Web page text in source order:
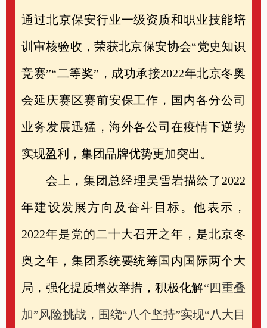
通过北京保安行业一级资质和职业技能培
训审核验收，荣获北京保安协会“党史知识
竞赛”“二等奖”，成功承接2022年北京冬奥
会延庆赛区赛前安保工作，国内各分公司
业务发展迅猛，海外各公司在疫情下逆势
实现盈利，集团品牌优势更加突出。
会上，集团总经理吴雪岩描绘了 2022
年建设发展方向及奋斗目标。他表示，
2022年是党的二十大召开之年，是北京冬
奥之年，集团系统要统筹国内国际两个大
局，强化提质增效举措，积极化解“四重叠
加”风险挑战，围绕“八个坚持”实现“八大目